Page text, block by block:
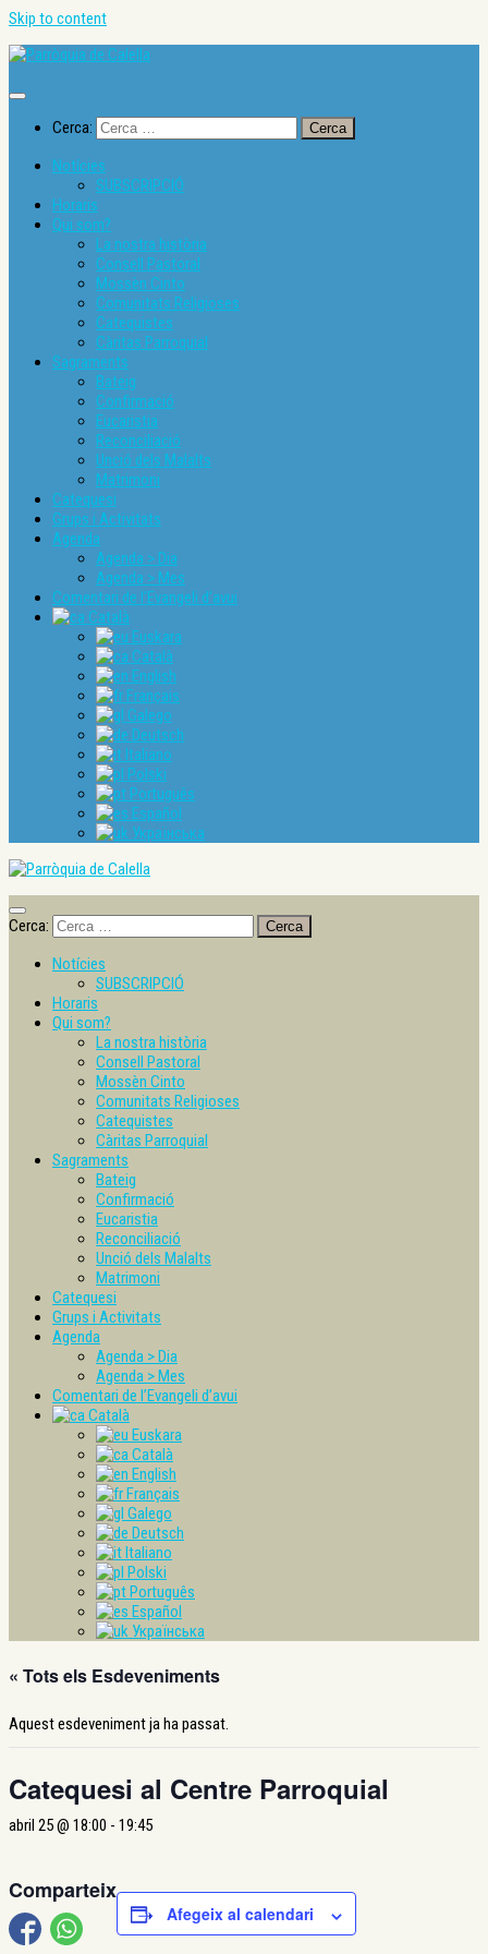
Skip to content
Cerca:
Notícies
SUBSCRIPCIÓ
Horaris
Qui som?
La nostra història
Consell Pastoral
Mossèn Cinto
Comunitats Religioses
Catequistes
Càritas Parroquial
Sagraments
Bateig
Confirmació
Eucaristia
Reconciliació
Unció dels Malalts
Matrimoni
Catequesi
Grups i Activitats
Agenda
Agenda > Dia
Agenda > Mes
Comentari de l’Evangeli d’avui
Català
Euskara
Català
English
Français
Galego
Deutsch
Italiano
Polski
Português
Español
Українська
Cerca:
Notícies
SUBSCRIPCIÓ
Horaris
Qui som?
La nostra història
Consell Pastoral
Mossèn Cinto
Comunitats Religioses
Catequistes
Càritas Parroquial
Sagraments
Bateig
Confirmació
Eucaristia
Reconciliació
Unció dels Malalts
Matrimoni
Catequesi
Grups i Activitats
Agenda
Agenda > Dia
Agenda > Mes
Comentari de l’Evangeli d’avui
Català
Euskara
Català
English
Français
Galego
Deutsch
Italiano
Polski
Português
Español
Українська
« Tots els Esdeveniments
Aquest esdeveniment ja ha passat.
Catequesi al Centre Parroquial
abril 25 @ 18:00 - 19:45
Comparteix
Afegeix al calendari